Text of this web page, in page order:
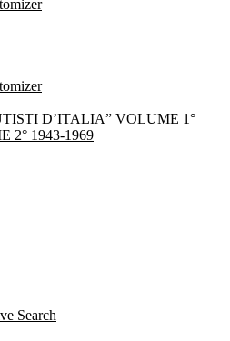
D’ITALIA” VOLUME 1°
2° 1943-1969
Search